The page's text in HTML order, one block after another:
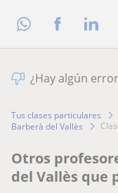
¿Hay algún
Tus clases particulares
Barberà del Vallès
Otros
del Vallès que